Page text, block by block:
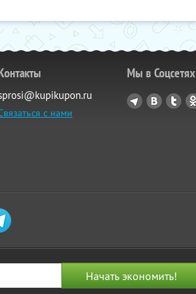
с нами
Мы в Соцсетях